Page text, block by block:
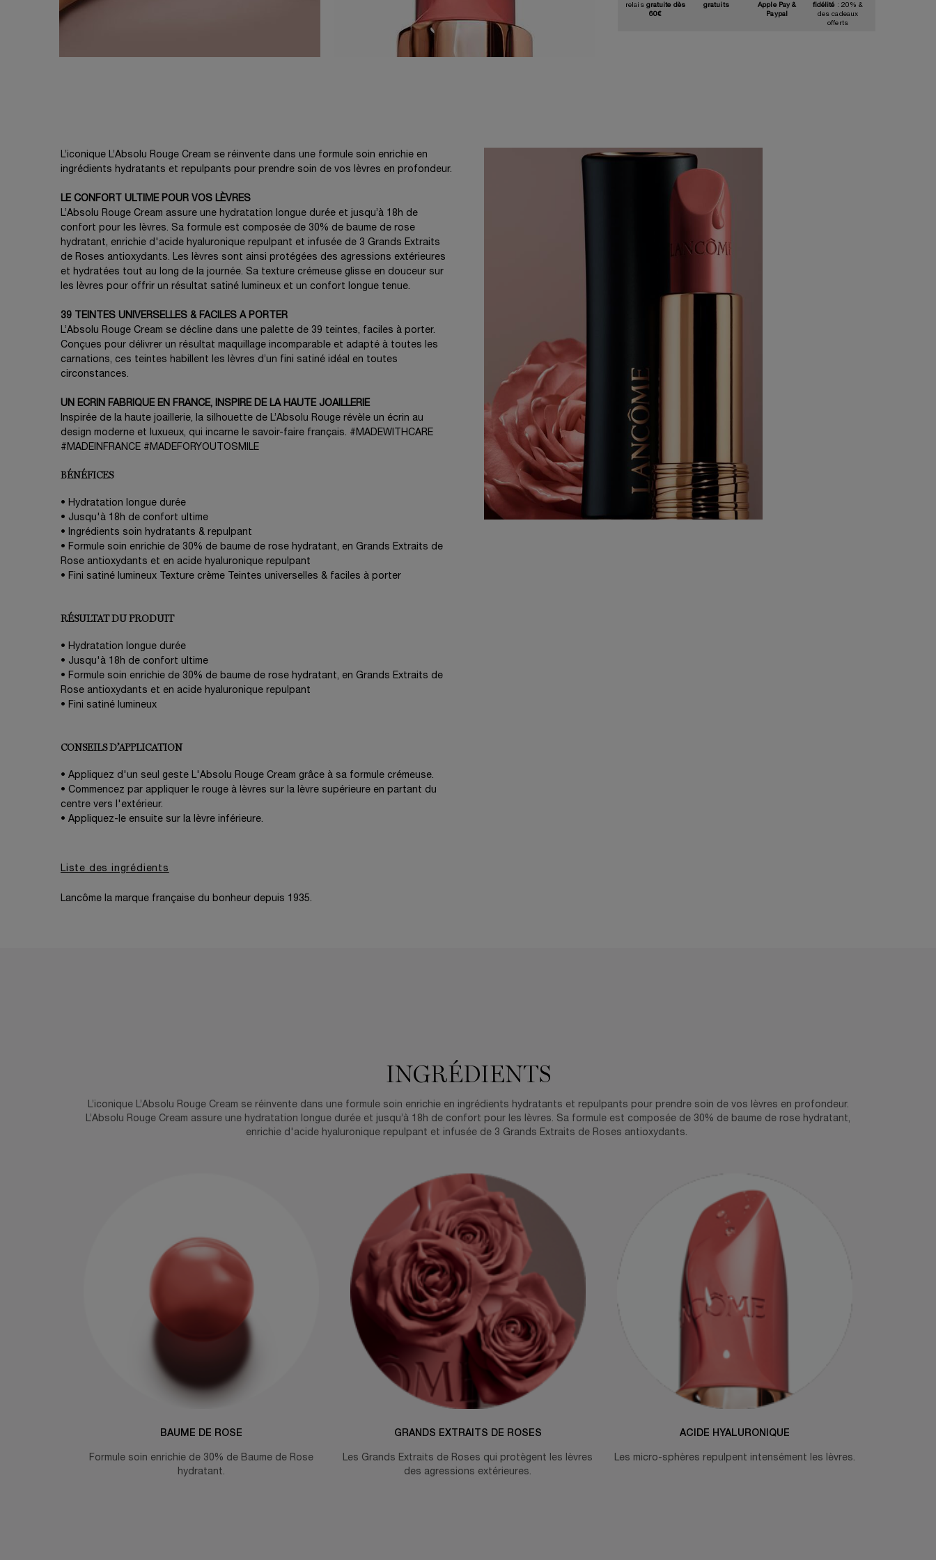
relais gratuite dès
60€
gratuits
Apple Pay &
Paypal
fidélité : 20% &
des cadeaux
offerts
L’iconique L’Absolu Rouge Cream se réinvente dans une formule soin enrichie en
ingrédients hydratants et repulpants pour prendre soin de vos lèvres en profondeur.
LE CONFORT ULTIME POUR VOS LÈVRES
L’Absolu Rouge Cream assure une hydratation longue durée et jusqu’à 18h de
confort pour les lèvres. Sa formule est composée de 30% de baume de rose
hydratant, enrichie d'acide hyaluronique repulpant et infusée de 3 Grands Extraits
de Roses antioxydants. Les lèvres sont ainsi protégées des agressions extérieures
et hydratées tout au long de la journée. Sa texture crémeuse glisse en douceur sur
les lèvres pour offrir un résultat satiné lumineux et un confort longue tenue.
39 TEINTES UNIVERSELLES & FACILES A PORTER
L’Absolu Rouge Cream se décline dans une palette de 39 teintes, faciles à porter.
Conçues pour délivrer un résultat maquillage incomparable et adapté à toutes les
carnations, ces teintes habillent les lèvres d’un fini satiné idéal en toutes
circonstances.
UN ECRIN FABRIQUE EN FRANCE, INSPIRE DE LA HAUTE JOAILLERIE
Inspirée de la haute joaillerie, la silhouette de L’Absolu Rouge révèle un écrin au
design moderne et luxueux, qui incarne le savoir-faire français. #MADEWITHCARE
#MADEINFRANCE #MADEFORYOUTOSMILE
BÉNÉFICES
• Hydratation longue durée
• Jusqu'à 18h de confort ultime
• Ingrédients soin hydratants & repulpant
• Formule soin enrichie de 30% de baume de rose hydratant, en Grands Extraits de
Rose antioxydants et en acide hyaluronique repulpant
• Fini satiné lumineux Texture crème Teintes universelles & faciles à porter
RÉSULTAT DU PRODUIT
• Hydratation longue durée
• Jusqu'à 18h de confort ultime
• Formule soin enrichie de 30% de baume de rose hydratant, en Grands Extraits de
Rose antioxydants et en acide hyaluronique repulpant
• Fini satiné lumineux
CONSEILS D’APPLICATION
• Appliquez d'un seul geste L'Absolu Rouge Cream grâce à sa formule crémeuse.
• Commencez par appliquer le rouge à lèvres sur la lèvre supérieure en partant du
centre vers l'extérieur.
• Appliquez-le ensuite sur la lèvre inférieure.
Liste des ingrédients
Lancôme la marque française du bonheur depuis 1935.
INGRÉDIENTS
L’iconique L’Absolu Rouge Cream se réinvente dans une formule soin enrichie en ingrédients hydratants et repulpants pour prendre soin de vos lèvres en profondeur.
L’Absolu Rouge Cream assure une hydratation longue durée et jusqu’à 18h de confort pour les lèvres. Sa formule est composée de 30% de baume de rose hydratant,
enrichie d'acide hyaluronique repulpant et infusée de 3 Grands Extraits de Roses antioxydants.
BAUME DE ROSE
Formule soin enrichie de 30% de Baume de Rose
hydratant.
GRANDS EXTRAITS DE ROSES
Les Grands Extraits de Roses qui protègent les lèvres
des agressions extérieures.
ACIDE HYALURONIQUE
Les micro-sphères repulpent intensément les lèvres.